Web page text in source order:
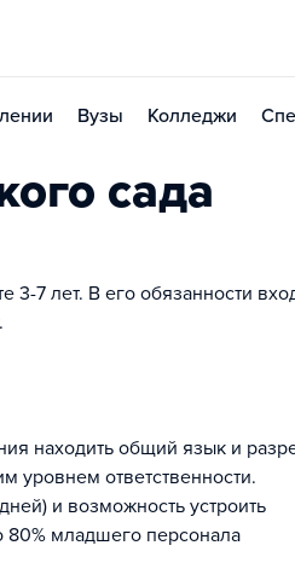
Вузы Колледжи
сада
3-7 лет. В его обязанности
находить общий язык и
уровнем ответственности.
и возможность устроить
80% младшего персонала